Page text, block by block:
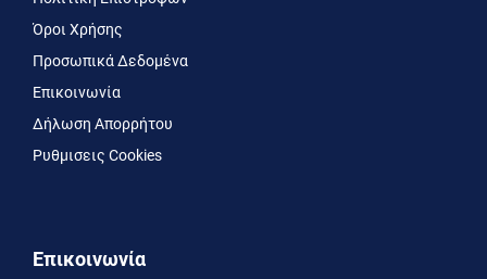
Όροι Χρήσης
Προσωπικά Δεδομένα
Επικοινωνία
Δήλωση Απορρήτου
Ρυθμισεις Cookies
Επικοινωνία